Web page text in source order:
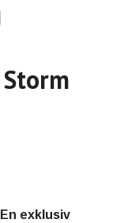
exklusiv